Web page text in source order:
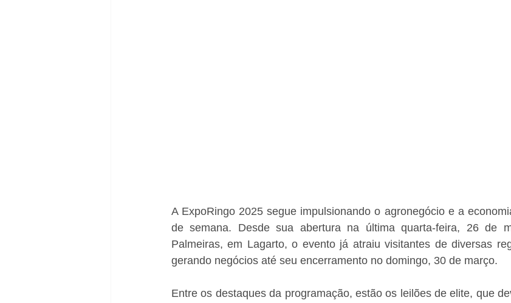
A ExpoRingo 2025 segue impulsionando o agronegócio e a
de semana. Desde sua abertura na última quarta-feira, 26 de
Palmeiras, em Lagarto, o evento já atraiu visitantes de diversas
gerando negócios até seu encerramento no domingo, 30 de março.
Entre os destaques da programação, estão os leilões de elite, que